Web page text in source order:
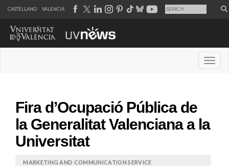
CASTELLANO VALENCIÀ
Fira d’Ocupació Pública de
la Generalitat Valenciana a la
Universitat
MARKETING AND COMMUNICATION SERVICE